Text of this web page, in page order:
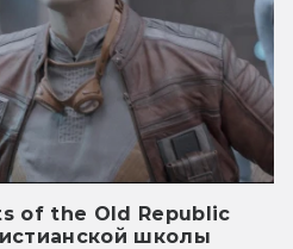
of the Old Republic
школы